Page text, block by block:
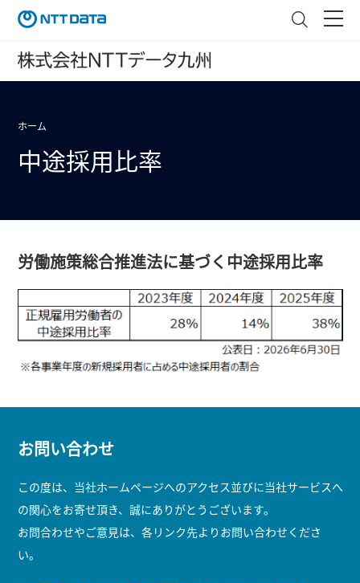
ホーム
中途採用比率
労働施策総合推進法に基づく中途採用比率
お問い合わせ
この度は、当社ホームページへのアクセス並びに当社サービスへ
の関心をお寄せ頂き、誠にありがとうございます。
お問合わせやご意見は、各リンク先よりお問い合わせくださ
い。